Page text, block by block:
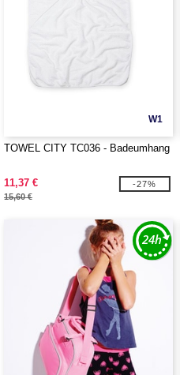
W1
TOWEL CITY TC036 - Badeumhang
11,37 €
15,60 €
-27%